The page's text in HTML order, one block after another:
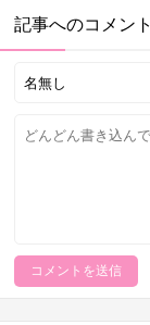
記事へのコメント